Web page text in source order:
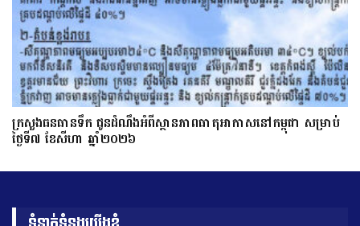
ក្រសួងធនធានទឹក ជូនដំណឹងអំពីស្ថានភាពធាតុអាកាសនៅកម្ពុជា សម្រាប់
ថ្ងៃទី៧ ខែសីហា ឆ្នាំ២០២៦